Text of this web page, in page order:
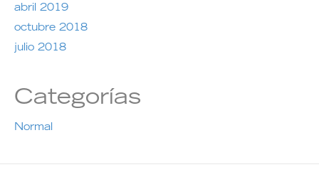
abril 2019
octubre 2018
julio 2018
Categorías
Normal